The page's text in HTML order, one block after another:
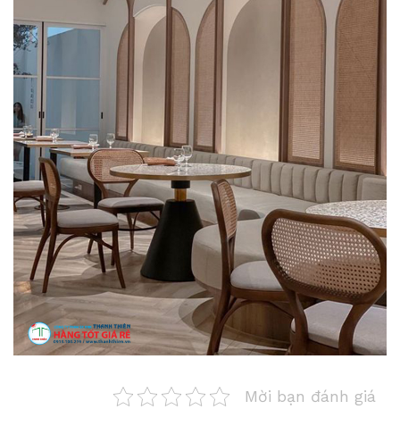
Mời bạn đánh giá